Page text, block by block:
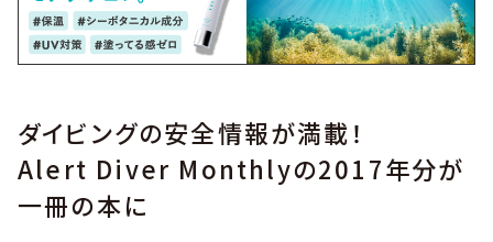
ダイビングの安全情報が満載！
Alert Diver Monthlyの2017年分が
一冊の本に